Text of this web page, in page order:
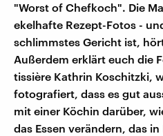
"Worst of Chefkoch". Die
ekelhafte Rezept-Fotos -
schlimmstes Gericht ist,
Außerdem erklärt euch die
tis­si­è­re Kathrin Koschitzki,
fotografiert, dass es gut
mit einer Köchin darüber,
das Essen verändern, das